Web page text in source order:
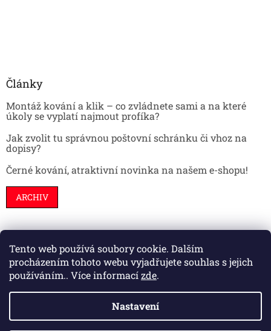
Tento web používá soubory cookie. Dalším
procházením tohoto webu vyjadřujete souhlas s jejich
používáním.. Více informacízde.
Nastavení
Články
Montáž kování a klik – co zvládnete sami a na které
úkoly se vyplatí najmout profíka?
Jak zvolit tu správnou poštovní schránku či vhoz na
dopisy?
Černé kování, atraktivní novinka na našem e-shopu!
ARCHIV
Stavební pouzdra Interiéry Dveře
Vytvořil Shoptet